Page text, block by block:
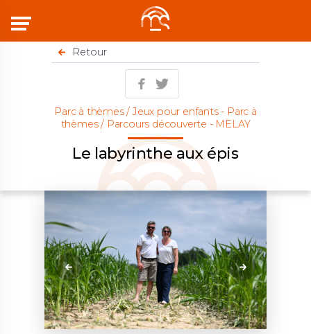
Retour
Parc à thèmes / Jeux pour enfants - Parc à
thèmes / Parcours découverte - MELAY
Le labyrinthe aux épis